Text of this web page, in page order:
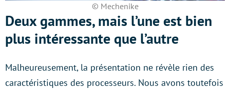
© Mechenike
Deux gammes, mais l’une est bien
plus intéressante que l’autre
Malheureusement, la présentation ne révèle rien des
caractéristiques des processeurs. Nous avons toutefois